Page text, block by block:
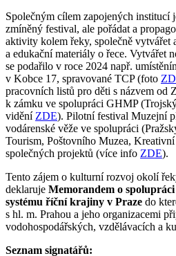
Společným cílem zapojených institucí
zmíněný festival, ale pořádat a
aktivity kolem řeky, společně vytvářet
a edukační materiály o řece. Vytvářet
se podařilo v roce 2024 např.
v Kobce 17, spravované TCP (foto
pracovních listů pro děti s názvem od
k zámku ve spolupráci GHMP
viděníZDE). Pilotní festival Muzejní
vodárenské věže ve spolupráci
Tourism, Poštovního Muzea,
společných projektů (více info ZDE).
Tento zájem o kulturní rozvoj okolí
deklaruje Memorandem o
systému říční krajiny v Praze do
s hl. m. Prahou a jeho organizacemi
vodohospodářských, vzdělávacích a
Seznam signatářů: